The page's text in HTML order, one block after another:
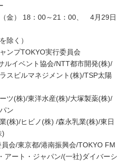
金） 18：00～21：00、 4月29日
く）
プTOKYO実行委員会
ント協会/NTT都市開発(株)/
マネジメント(株)/TSP太陽
ツ(株)/東洋水産(株)/大塚製薬(株)/
ン
ビノ(株) /森永乳業(株)/東日
)
/東京都/港南振興会/TOKYO FM
ト・ジャパン/(一社)ダイバーシ